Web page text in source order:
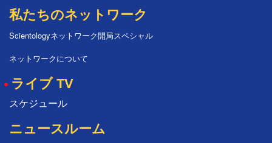
私たちのネットワーク
Scientologyネットワーク開局スペシャル
ネットワークについて
ライブ TV
スケジュール
ニュースルーム